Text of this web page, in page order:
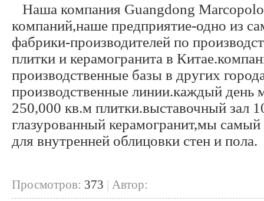
Наша компания Guangdong
компаний,наше предприятие-одно из
фабрики-производителей по
плитки и керамогранита в
производственные базы в других
производственные линии.каждый
250,000 кв.м плитки.выставочный зал
глазурованный керамогранит,мы
для внутренней облицовки стен и пола.
Просмотров: 373 | Автор: